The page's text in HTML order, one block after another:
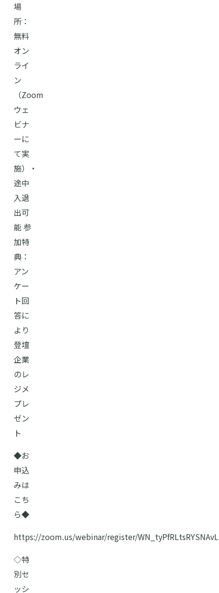
場
所：
無料
オン
ライ
ン
（Zoom
ウェ
ビナ
ーに
て実
施）・
途中
入退
出可
能 参
加特
典：
アン
ケー
ト回
答に
より
登壇
企業
のレ
ジメ
プレ
ゼン
ト
◆お
申込
みは
こち
ら◆
https://zoom.us/webinar/register/
◇特
別セ
ッシ